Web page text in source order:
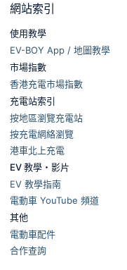
網站索引
使用教學
EV-BOY App / 地圖教學
市場指數
香港充電市場指數
充電站索引
按地區瀏覽充電站
按充電網絡瀏覽
港車北上充電
EV 教學・影片
EV 教學指南
電動車 YouTube 頻道
其他
電動車配件
合作查詢